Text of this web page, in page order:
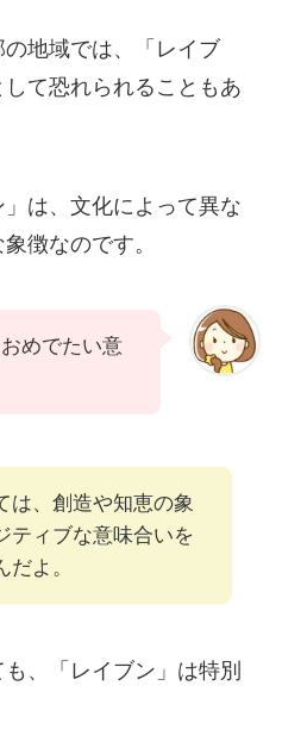
地域では、「レイブ
て恐れられることもあ
は、文化によって異な
徴なのです。
めでたい意
は、創造や知恵の象
ティブな意味合いを
よ。
、「レイブン」は特別